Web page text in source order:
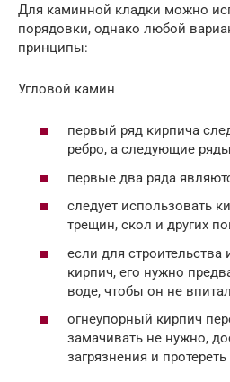
Для каминной кладки можно
порядовки, однако любой
принципы:
Угловой камин
первый ряд кирпича
ребро, а следующие
первые два ряда
следует использовать
трещин, скол и других
если для строительства
кирпич, его нужно
воде, чтобы он не
огнеупорный кирпич
замачивать не нужно,
загрязнения и